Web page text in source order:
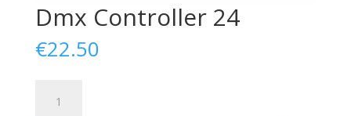
Dmx Controller 24
€22.50
Controller